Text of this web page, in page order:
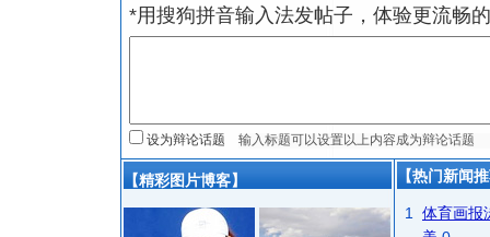
*用搜狗拼音输入法发帖子，体验更流畅
设为辩论话题
【精彩图片博客】 【热门新闻
1
体育画报